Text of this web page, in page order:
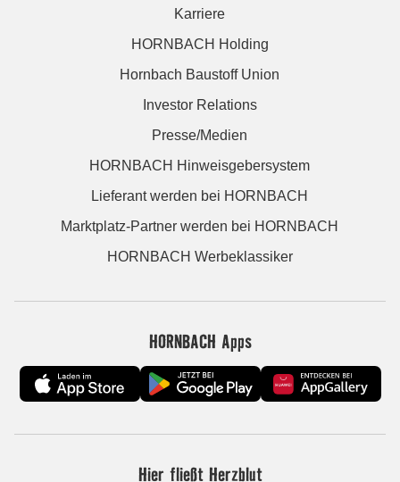
Karriere
HORNBACH Holding
Hornbach Baustoff Union
Investor Relations
Presse/Medien
HORNBACH Hinweisgebersystem
Lieferant werden bei HORNBACH
Marktplatz-Partner werden bei HORNBACH
HORNBACH Werbeklassiker
HORNBACH Apps
Hier fließt Herzblut